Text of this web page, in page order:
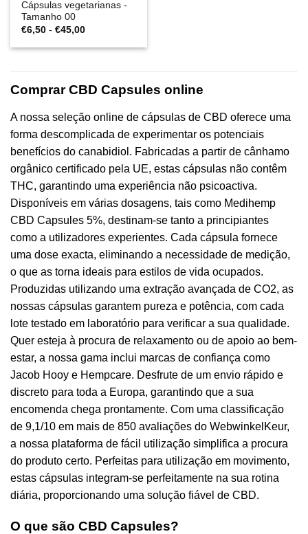
Cápsulas vegetarianas -
Tamanho 00
€6,50 - €45,00Gama
preços:
€45,00
Comprar CBD Capsules online
A nossa seleção online de cápsulas de CBD oferece uma
forma descomplicada de experimentar os potenciais
benefícios do canabidiol. Fabricadas a partir de cânhamo
orgânico certificado pela UE, estas cápsulas não contêm
THC, garantindo uma experiência não psicoactiva.
Disponíveis em várias dosagens, tais como Medihemp
CBD Capsules 5%, destinam-se tanto a principiantes
como a utilizadores experientes. Cada cápsula fornece
uma dose exacta, eliminando a necessidade de medição,
o que as torna ideais para estilos de vida ocupados.
Produzidas utilizando uma extração avançada de CO2, as
nossas cápsulas garantem pureza e potência, com cada
lote testado em laboratório para verificar a sua qualidade.
Quer esteja à procura de relaxamento ou de apoio ao bem-
estar, a nossa gama inclui marcas de confiança como
Jacob Hooy e Hempcare. Desfrute de um envio rápido e
discreto para toda a Europa, garantindo que a sua
encomenda chega prontamente. Com uma classificação
de 9,1/10 em mais de 850 avaliações do WebwinkelKeur,
a nossa plataforma de fácil utilização simplifica a procura
do produto certo. Perfeitas para utilização em movimento,
estas cápsulas integram-se perfeitamente na sua rotina
diária, proporcionando uma solução fiável de CBD.
O que são CBD Capsules?